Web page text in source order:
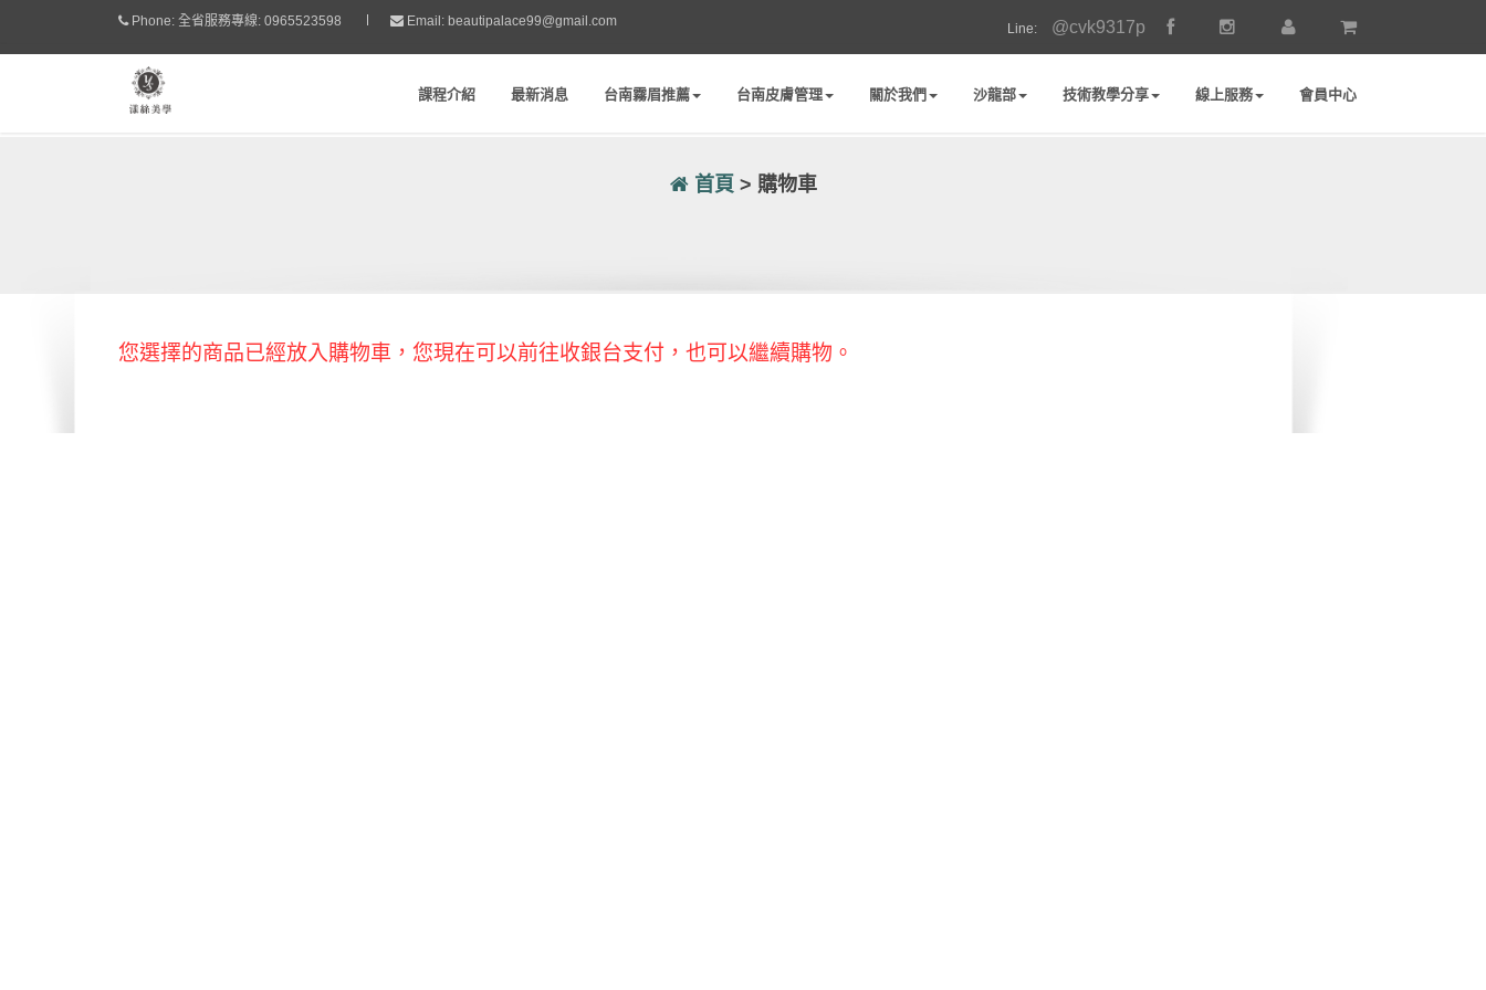
Phone: 全省服務專線: 0965523598 Email: beautipalace99@gmail.com Line: @cvk9317p
課程介紹 最新消息 台南霧眉推薦 台南皮膚管理 關於我們 沙龍部 技術教學分享 線上服務 會員中心
首頁 > 購物車
您選擇的商品已經放入購物車，您現在可以前往收銀台支付，也可以繼續購物。